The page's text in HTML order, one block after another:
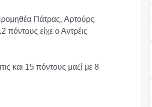
Πάτρας, Αρτούρς
είχε ο Αντρέις
και 15 πόντους μαζί με 8